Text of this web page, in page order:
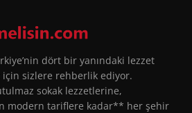
dört bir yanındaki lezzet
için sizlere rehberlik ediyor.
sokak lezzetlerine,
modern tariflere kadar** her şehir